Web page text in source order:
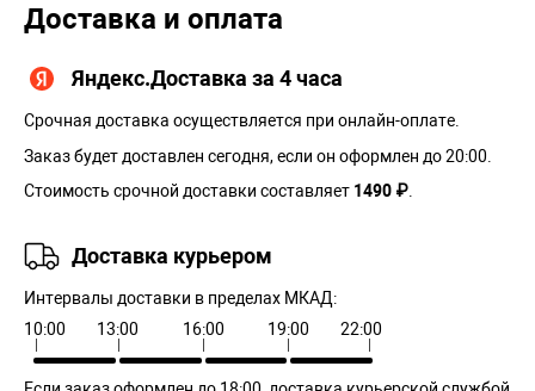
Доставка и оплата
Яндекс.Доставка за 4 часа
Срочная доставка осуществляется при онлайн-оплате.
Заказ будет доставлен сегодня, если он оформлен до 20:00.
Стоимость срочной доставки составляет 1490 ₽
Доставка курьером
Интервалы доставки в пределах МКАД:
10:00
13:00 16:00 19:00 22:00